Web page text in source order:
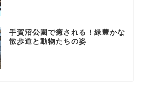
手賀沼公園で癒される！緑豊かな
散歩道と動物たちの姿